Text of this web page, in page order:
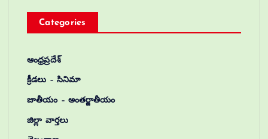
Categories
ఆంధ్రప్రదేశ్
క్రీడలు – సినిమా
జాతీయం – అంతర్జాతీయం
జిల్లా వార్తలు